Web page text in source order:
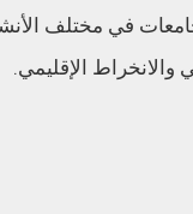
في مختلف
والانخراط الإقليمي.